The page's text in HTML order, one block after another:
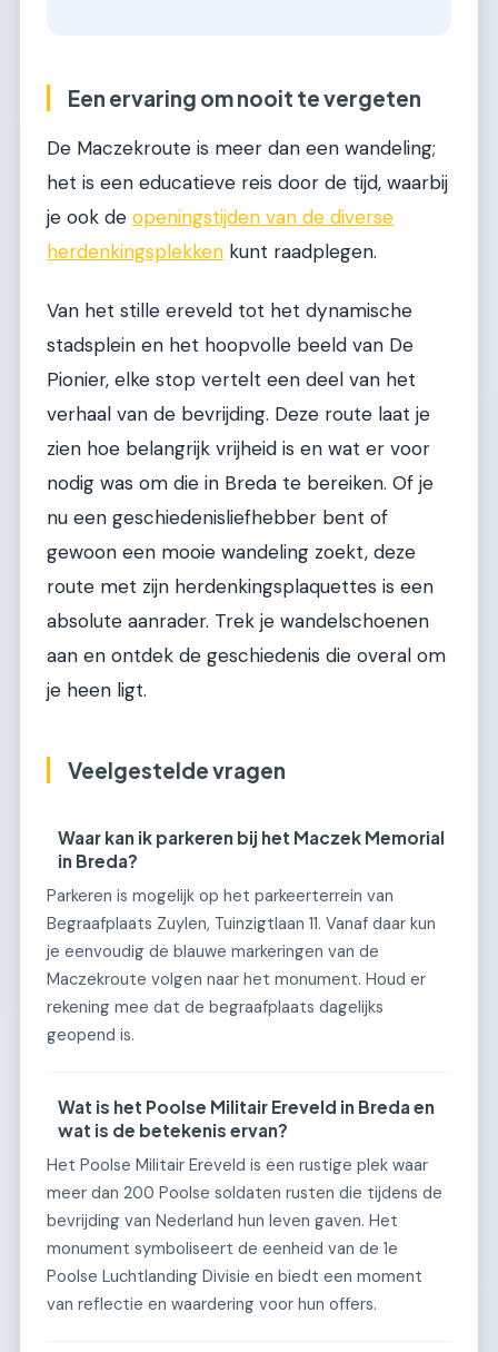
Een ervaring om nooit te vergeten
De Maczekroute is meer dan een wandeling;
het is een educatieve reis door de tijd, waarbij
je ook de openingstijden van de diverse
herdenkingsplekken kunt raadplegen.
Van het stille ereveld tot het dynamische
stadsplein en het hoopvolle beeld van De
Pionier, elke stop vertelt een deel van het
verhaal van de bevrijding. Deze route laat je
zien hoe belangrijk vrijheid is en wat er voor
nodig was om die in Breda te bereiken. Of je
nu een geschiedenisliefhebber bent of
gewoon een mooie wandeling zoekt, deze
route met zijn herdenkingsplaquettes is een
absolute aanrader. Trek je wandelschoenen
aan en ontdek de geschiedenis die overal om
je heen ligt.
Veelgestelde vragen
Waar kan ik parkeren bij het Maczek Memorial
in Breda?
Parkeren is mogelijk op het parkeerterrein van
Begraafplaats Zuylen, Tuinzigtlaan 11. Vanaf daar kun
je eenvoudig de blauwe markeringen van de
Maczekroute volgen naar het monument. Houd er
rekening mee dat de begraafplaats dagelijks
geopend is.
Wat is het Poolse Militair Ereveld in Breda en
wat is de betekenis ervan?
Het Poolse Militair Ereveld is een rustige plek waar
meer dan 200 Poolse soldaten rusten die tijdens de
bevrijding van Nederland hun leven gaven. Het
monument symboliseert de eenheid van de 1e
Poolse Luchtlanding Divisie en biedt een moment
van reflectie en waardering voor hun offers.